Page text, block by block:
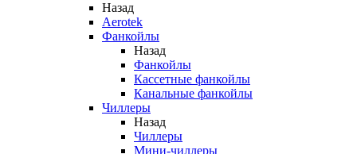
Назад
Aerotek
Фанкойлы
Назад
Фанкойлы
Кассетные фанкойлы
Канальные фанкойлы
Чиллеры
Назад
Чиллеры
Мини-чиллеры